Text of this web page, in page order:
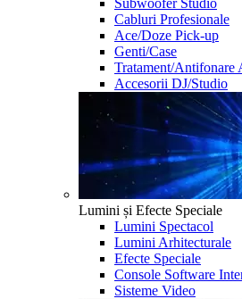
Subwoofer Studio
Cabluri Profesionale
Ace/Doze Pick-up
Genti/Case
Tratament/Antifonare
Accesorii DJ/Studio
Lumini și Efecte Speciale
Lumini Spectacol
Lumini Arhitecturale
Efecte Speciale
Console Software
Sisteme Video